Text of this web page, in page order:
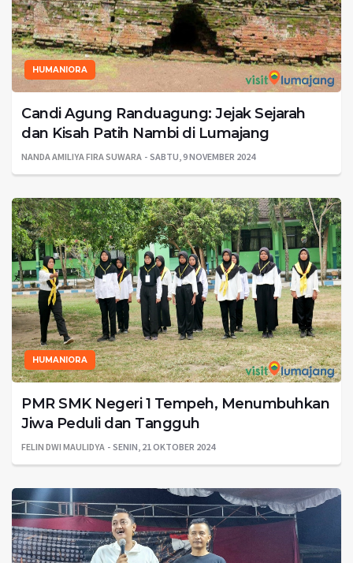
HUMANIORA
Candi Agung Randuagung: Jejak Sejarah
dan Kisah Patih Nambi di Lumajang
NANDA AMILIYA FIRA SUWARA SABTU, 9 NOVEMBER 2024
HUMANIORA
PMR SMK Negeri 1 Tempeh, Menumbuhkan
Jiwa Peduli dan Tangguh
FELIN DWI MAULIDYA SENIN, 21 OKTOBER 2024